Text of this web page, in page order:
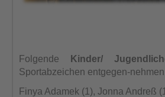
Folgende Kinder/
Sportabzeichen entgegen-
Finya Adamek (1), Jonna Andreß